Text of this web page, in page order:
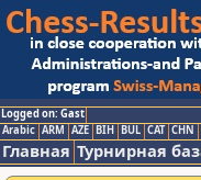
Logged on: Gast
Arabic ARM AZE BIH BUL CAT CHN
Главная Турнирная